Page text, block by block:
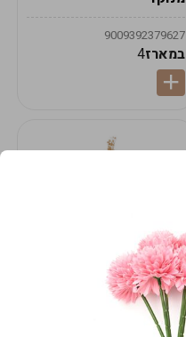
9009392379627
במארז4
במלאי